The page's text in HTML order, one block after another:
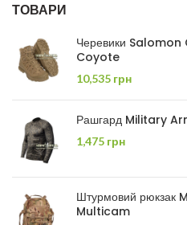
ТОВАРИ
Черевики
Coyote
10,535 грн
Рашгард Military
1,475 грн
Штурмовий рюкзак
Multicam